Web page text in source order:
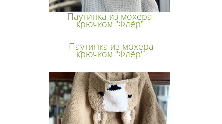
Паутинка из мохера
крючком "Флёр"
Паутинка из мохера
крючком "Флёр"